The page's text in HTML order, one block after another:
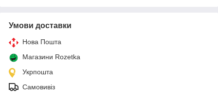
Умови доставки
Нова Пошта
Магазини Rozetka
Укрпошта
Самовивіз